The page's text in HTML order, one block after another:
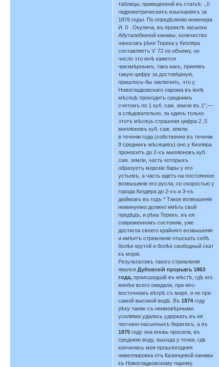
таблицы, приведенной въ статьѣ: ,,0
гидрометрическихъ изысканіяхъ за
1876 годъі. По опредѣленію инженера
И. 0 . Окулича, въ проектѣ засыпки
Абуталибкиной канавы, количество
наносовъ рѣки Терека у Кизляра
составляетъ Ѵ 72 по объему, но
число это мнѣ кажется
чрезмѣрнымъ, такъ какъ, принявъ
такую цифру за достовѣрную,
пришлось-бы заключить, что у
Новогладковскаго парома въ іюлѣ
мѣсяцѣ проходитъ среднимъ
счетомъ по 1 куб. саж. земли въ 1",—
а слѣдовательно, за одинъ только
этотъ мѣсяцъ страшная цифра 2 ,5
милліоновъ куб. саж. земли.
в теченіи года (собственно въ теченіи
8 среднихъ мѣсяцевъ) оно у Кизляра
проноситъ до 2-хъ милліоновъ куб.
саж. земли, часть которыхъ
образуетъ морскіе бары у его
устьевъ, а часть идетъ на постоянное
возвышѳніе его русла, со скоростью у
города Киздяра до 2-хъ и 3-хъ
дюймовъ въ годъ * Такое возвышеніе
неминуемо должно имѣть свой
предѣдъ, и рѣка Терекъ, въ ея
современномъ состояніи, уже
достигла своего крайняго возвышенія
и имѣетъ стремленіе отыскать себѣ
болѣе крутой и болѣе свободный скат
къ морю.
Результатомъ такого стремленія
явилсяДубовскій прорывъ 1863
года, происшедшій въ мѣстѣ, гдѣ его
менѣе всего ожидали, при юго-
восточномъ вѣтрѣ съ моря, и не при
самой высокой водѣ. Въ1874году
рѣку также съ неимовѣрными
усиліями удалось удержать въ ея
песчано-насыпныхъ берегахъ, а въ
1875году она вновь просила, въ
среднюю воду, выхода у точки, гдѣ
кончилась моя прошлогодняя
нивеллировка отъ Казинцевой канавы
къ Новогладковскому парому.